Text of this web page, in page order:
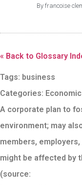
By francoise
« Back to Glossary
Tags: business
Categories:
A corporate plan to
environment; may
members,
might be affected by
(source: